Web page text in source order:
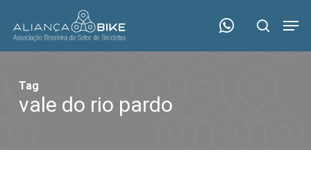
main
search
Tag
vale do rio pardo